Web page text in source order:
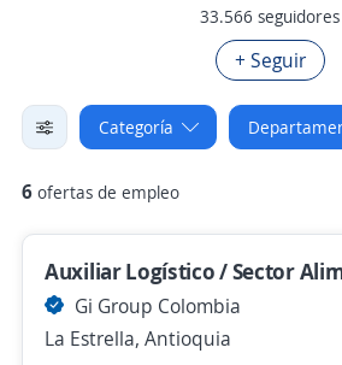
33.566 seguidores
+ Seguir
Categoría
6 ofertas de empleo
Auxiliar Logístico / Sector
Gi Group Colombia
La Estrella, Antioquia